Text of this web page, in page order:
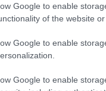
Google to enable
of the website or
Google to enable
Google to enable
ελεύθερα
παράνομα
από κοινόχρηστους